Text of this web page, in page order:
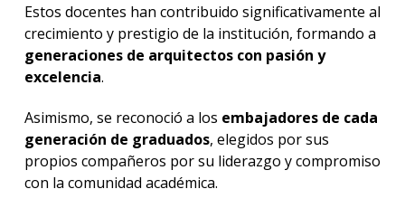
Estos docentes han contribuido significativamente al
crecimiento y prestigio de la institución, formando a
generaciones de arquitectos con pasión y
excelencia.
Asimismo, se reconoció a los embajadores de cada
generación de graduados, elegidos por sus
propios compañeros por su liderazgo y compromiso
con la comunidad académica.